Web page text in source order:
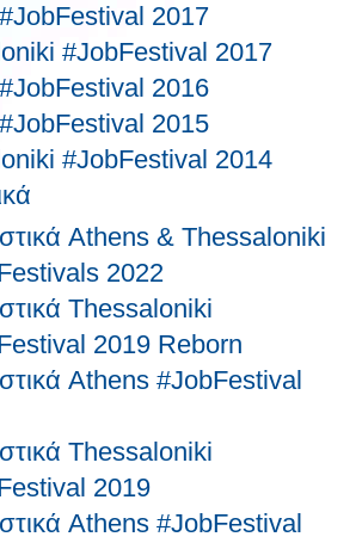
2017
#JobFestival 2017
2016
2015
#JobFestival 2014
Athens & Thessaloniki
2022
Thessaloniki
2019 Reborn
Athens #JobFestival
Thessaloniki
2019
Athens #JobFestival